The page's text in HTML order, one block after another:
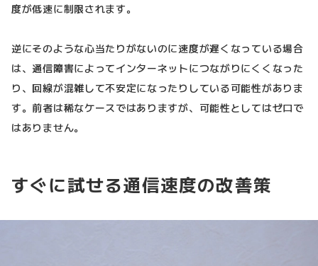
度が低速に制限されます。
逆にそのような心当たりがないのに速度が遅くなっている場合
は、通信障害によってインターネットにつながりにくくなった
り、回線が混雑して不安定になったりしている可能性がありま
す。前者は稀なケースではありますが、可能性としてはゼロで
はありません。
すぐに試せる通信速度の改善策